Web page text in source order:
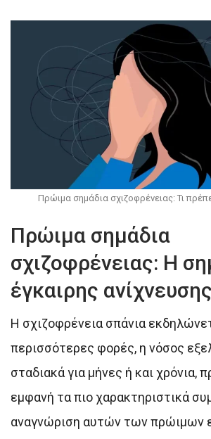
Πρώιμα σημάδια σχιζοφρένειας: Τι
Πρώιμα σημάδια
σχιζοφρένειας: Η
έγκαιρης ανίχνευσης
Η σχιζοφρένεια σπάνια
περισσότερες φορές, η νόσος
σταδιακά για μήνες ή και χρόνια,
εμφανή τα πιο χαρακτηριστικά
αναγνώριση αυτών των πρώιμων